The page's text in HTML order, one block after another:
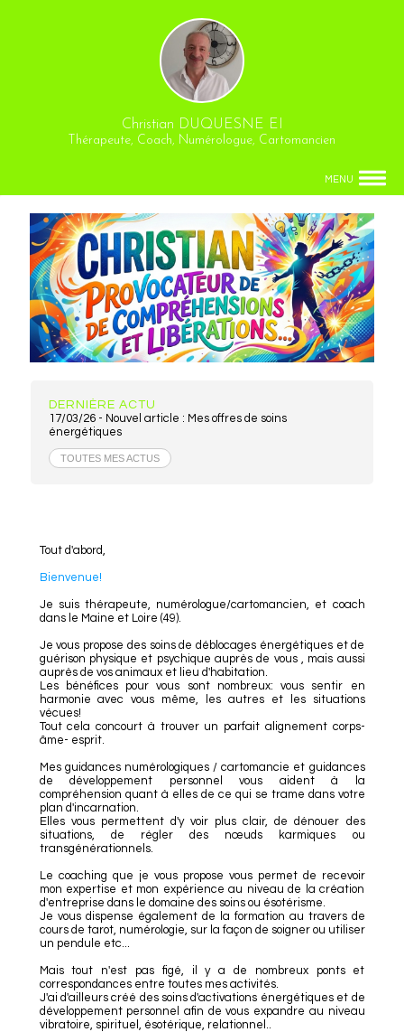
Christian DUQUESNE EI
Thérapeute, Coach, Numérologue, Cartomancien
MENU
DERNIÈRE ACTU
17/03/26 - Nouvel article : Mes offres de soins
énergétiques
TOUTES MES ACTUS
Tout d'abord,
Bienvenue!
Je suis thérapeute, numérologue/cartomancien, et coach
dans le Maine et Loire (49).
Je vous propose des soins de déblocages énergétiques et de
guérison physique et psychique auprès de vous , mais aussi
auprès de vos animaux et lieu d'habitation.
Les bénéfices pour vous sont nombreux: vous sentir en
harmonie avec vous même, les autres et les situations
vécues!
Tout cela concourt à trouver un parfait alignement corps-
âme- esprit.
Mes guidances numérologiques / cartomancie et guidances
de développement personnel vous aident à la
compréhension quant à elles de ce qui se trame dans votre
plan d'incarnation.
Elles vous permettent d'y voir plus clair, de dénouer des
situations, de régler des nœuds karmiques ou
transgénérationnels.
Le coaching que je vous propose vous permet de recevoir
mon expertise et mon expérience au niveau de la création
d'entreprise dans le domaine des soins ou ésotérisme.
Je vous dispense également de la formation au travers de
cours de tarot, numérologie, sur la façon de soigner ou utiliser
un pendule etc...
Mais tout n'est pas figé, il y a de nombreux ponts et
correspondances entre toutes mes activités.
J'ai d'ailleurs créé des soins d'activations énergétiques et de
développement personnel afin de vous expandre au niveau
vibratoire, spirituel, ésotérique, relationnel..